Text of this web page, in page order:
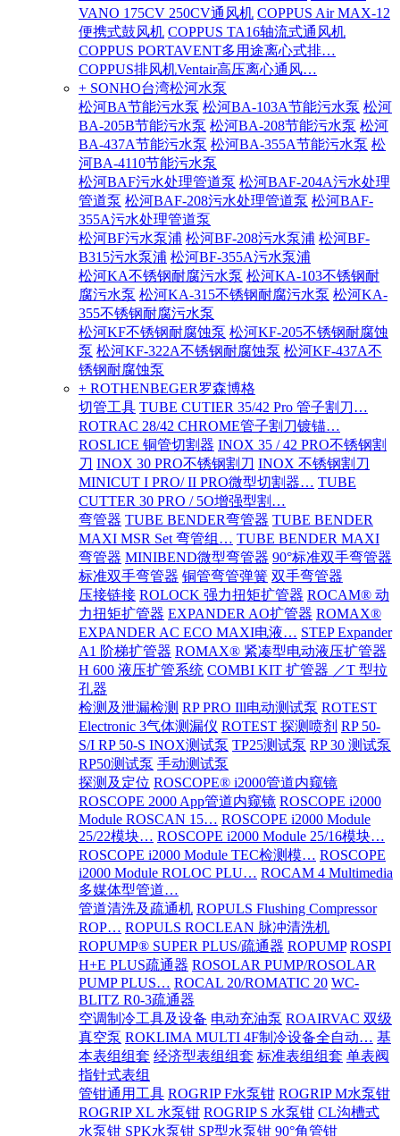
VANO 175CV 250CV通风机 COPPUS Air MAX-12
便携式鼓风机 COPPUS TA16轴流式通风机
COPPUS PORTAVENT多用途离心式排…
COPPUS排风机Ventair高压离心通风…
+ SONHO台湾松河水泵
松河BA节能污水泵 松河BA-103A节能污水泵 松河
BA-205B节能污水泵 松河BA-208节能污水泵 松河
BA-437A节能污水泵 松河BA-355A节能污水泵 松
河BA-4110节能污水泵
松河BAF污水处理管道泵 松河BAF-204A污水处理
管道泵 松河BAF-208污水处理管道泵 松河BAF-
355A污水处理管道泵
松河BF污水泵浦 松河BF-208污水泵浦 松河BF-
B315污水泵浦 松河BF-355A污水泵浦
松河KA不锈钢耐腐污水泵 松河KA-103不锈钢耐
腐污水泵 松河KA-315不锈钢耐腐污水泵 松河KA-
355不锈钢耐腐污水泵
松河KF不锈钢耐腐蚀泵 松河KF-205不锈钢耐腐蚀
泵 松河KF-322A不锈钢耐腐蚀泵 松河KF-437A不
锈钢耐腐蚀泵
+ ROTHENBEGER罗森博格
切管工具 TUBE CUTIER 35/42 Pro 管子割刀…
ROTRAC 28/42 CHROME管子割刀镀锚…
ROSLICE 铜管切割器 INOX 35 / 42 PRO不锈钢割
刀 INOX 30 PRO不锈钢割刀 INOX 不锈钢割刀
MINICUT I PRO/ II PRO微型切割器… TUBE
CUTTER 30 PRO / 5O增强型割…
弯管器 TUBE BENDER弯管器 TUBE BENDER
MAXI MSR Set 弯管组… TUBE BENDER MAXI
弯管器 MINIBEND微型弯管器 90°标准双手弯管器
标准双手弯管器 铜管弯管弹簧 双手弯管器
压接链接 ROLOCK 强力扭矩扩管器 ROCAM® 动
力扭矩扩管器 EXPANDER AO扩管器 ROMAX®
EXPANDER AC ECO MAXI电液… STEP Expander
A1 阶梯扩管器 ROMAX® 紧凑型电动液压扩管器
H 600 液压扩管系统 COMBI KIT 扩管器 ／T 型拉
孔器
检测及泄漏检测 RP PRO Ill电动测试泵 ROTEST
Electronic 3气体测漏仪 ROTEST 探测喷剂 RP 50-
S/I RP 50-S INOX测试泵 TP25测试泵 RP 30 测试泵
RP50测试泵 手动测试泵
探测及定位 ROSCOPE® i2000管道内窥镜
ROSCOPE 2000 App管道内窥镜 ROSCOPE i2000
Module ROSCAN 15… ROSCOPE i2000 Module
25/22模块… ROSCOPE i2000 Module 25/16模块…
ROSCOPE i2000 Module TEC检测模… ROSCOPE
i2000 Module ROLOC PLU… ROCAM 4 Multimedia
多媒体型管道…
管道清洗及疏通机 ROPULS Flushing Compressor
ROP… ROPULS ROCLEAN 脉冲清洗机
ROPUMP® SUPER PLUS/疏通器 ROPUMP ROSPI
H+E PLUS疏通器 ROSOLAR PUMP/ROSOLAR
PUMP PLUS… ROCAL 20/ROMATIC 20 WC-
BLITZ R0-3疏通器
空调制冷工具及设备 电动充油泵 ROAIRVAC 双级
真空泵 ROKLIMA MULTI 4F制冷设备全自动… 基
本表组组套 经济型表组组套 标准表组组套 单表阀
指针式表组
管钳通用工具 ROGRIP F水泵钳 ROGRIP M水泵钳
ROGRIP XL 水泵钳 ROGRIP S 水泵钳 CL沟槽式
水泵钳 SPK水泵钳 SP型水泵钳 90°角管钳